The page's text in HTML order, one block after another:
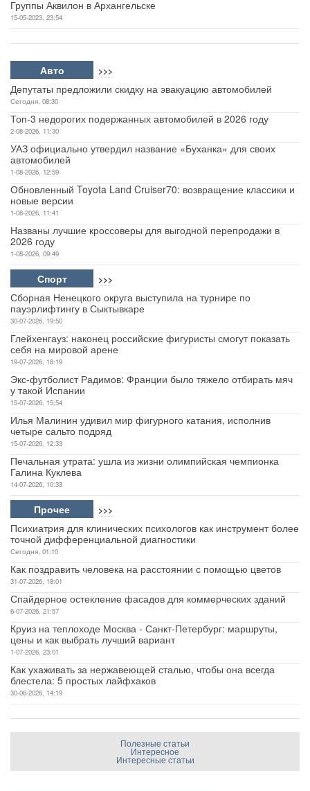
Группы Аквилон в Архангельске
15-05-2023, 23:54
Авто >>>
Депутаты предложили скидку на эвакуацию автомобилей
Сегодня, 08:30
Топ-3 недорогих подержанных автомобилей в 2026 году
2-08-2026, 11:30
УАЗ официально утвердил название «Буханка» для своих
автомобилей
1-08-2026, 12:59
Обновленный Toyota Land Cruiser70: возвращение классики и
новые версии
1-08-2026, 11:41
Названы лучшие кроссоверы для выгодной перепродажи в
2026 году
1-08-2026, 09:49
Спорт >>>
Сборная Ненецкого округа выступила на турнире по
пауэрлифтингу в Сыктывкаре
30-07-2026, 19:50
Глейхенгауз: наконец российские фигуристы смогут показать
себя на мировой арене
19-07-2026, 18:19
Экс-футболист Радимов: Франции было тяжело отбирать мяч
у такой Испании
15-07-2026, 15:54
Илья Малинин удивил мир фигурного катания, исполнив
четыре сальто подряд
15-07-2026, 12:33
Печальная утрата: ушла из жизни олимпийская чемпионка
Галина Куклева
14-07-2026, 10:33
Прочее >>>
Психиатрия для клинических психологов как инструмент более
точной дифференциальной диагностики
Сегодня, 01:10
Как поздравить человека на расстоянии с помощью цветов
31-07-2026, 18:01
Спайдерное остекление фасадов для коммерческих зданий
6-07-2026, 21:57
Круиз на теплоходе Москва - Санкт-Петербург: маршруты,
цены и как выбрать лучший вариант
1-07-2026, 23:01
Как ухаживать за нержавеющей сталью, чтобы она всегда
блестела: 5 простых лайфхаков
30-06-2026, 14:19
Полезные статьи
Интересное
Интересные статьи